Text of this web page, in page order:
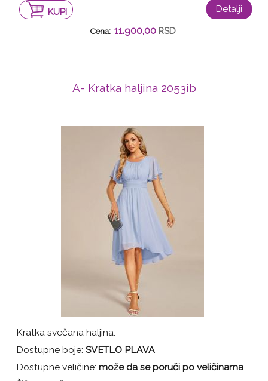
KUPI Detalji
Cena: 11.900,00 RSD
A- Kratka haljina 2053ib
Kratka svečana haljina.
Dostupne boje:SVETLO PLAVA
Dostupne veličine:može da se poruči po veličinama